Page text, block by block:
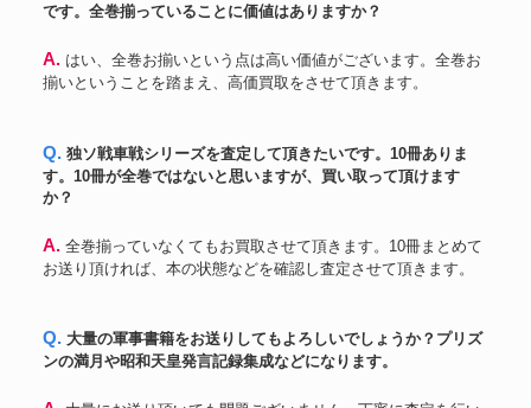
です。全巻揃っていることに価値はありますか？
A. はい、全巻お揃いという点は高い価値がございます。全巻お
揃いということを踏まえ、高価買取をさせて頂きます。
Q. 独ソ戦車戦シリーズを査定して頂きたいです。10冊ありま
す。10冊が全巻ではないと思いますが、買い取って頂けます
か？
A. 全巻揃っていなくてもお買取させて頂きます。10冊まとめて
お送り頂ければ、本の状態などを確認し査定させて頂きます。
Q. 大量の軍事書籍をお送りしてもよろしいでしょうか？プリズ
ンの満月や昭和天皇発言記録集成などになります。